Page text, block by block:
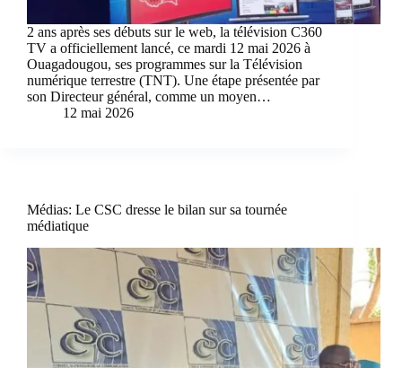
2 ans après ses débuts sur le web, la télévision C360
TV a officiellement lancé, ce mardi 12 mai 2026 à
Ouagadougou, ses programmes sur la Télévision
numérique terrestre (TNT). Une étape présentée par
son Directeur général, comme un moyen…
12 mai 2026
Médias: Le CSC dresse le bilan sur sa tournée
médiatique